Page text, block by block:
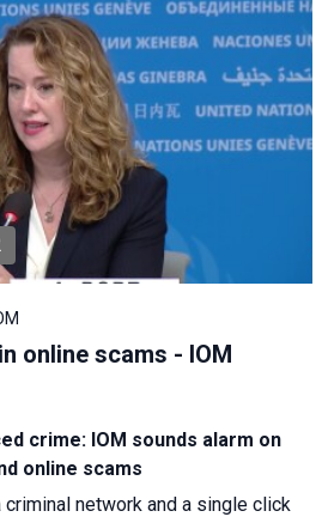
online scams - IOM
crime: IOM sounds alarm on
online scams
network and a single click